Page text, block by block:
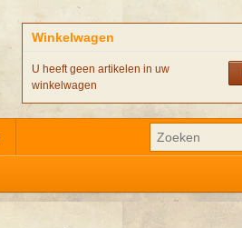
Winkelwagen
U heeft geen artikelen in uw
winkelwagen